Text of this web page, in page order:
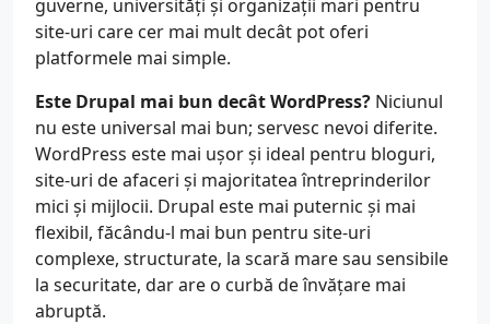
guverne, universități și organizații mari pentru
site-uri care cer mai mult decât pot oferi
platformele mai simple.
Este Drupal mai bun decât WordPress? Niciunul
nu este universal mai bun; servesc nevoi diferite.
WordPress este mai ușor și ideal pentru bloguri,
site-uri de afaceri și majoritatea întreprinderilor
mici și mijlocii. Drupal este mai puternic și mai
flexibil, făcându-l mai bun pentru site-uri
complexe, structurate, la scară mare sau sensibile
la securitate, dar are o curbă de învățare mai
abruptă.